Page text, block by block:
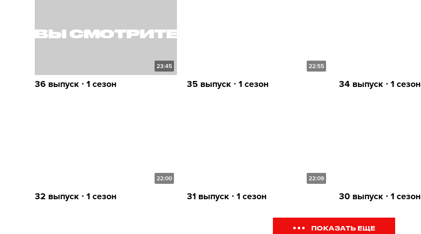
23:45
36 выпуск ∙ 1 сезон
22:55
35 выпуск ∙ 1 сезон 34 выпуск ∙ 1 сезон
22:00
32 выпуск ∙ 1 сезон
22:09
31 выпуск ∙ 1 сезон 30 выпуск ∙ 1 сезон
ПОКАЗАТЬ ЕЩЕ